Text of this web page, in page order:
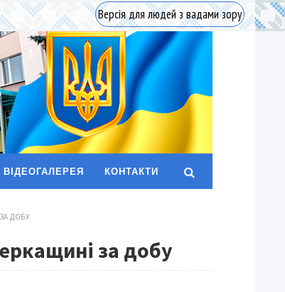
Версія для людей з вадами зору
ВІДЕОГАЛЕРЕЯ КОНТАКТИ
ДОБУ
за добу